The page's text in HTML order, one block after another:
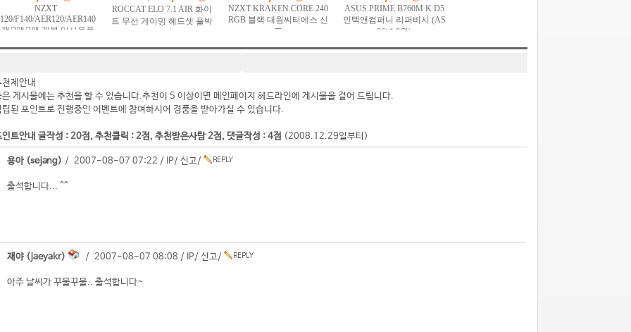
천제안내
은 게시물에는 추천을 할 수 있습니다.추천이 5 이상이면 메인페이지 헤드라인에 게시물을 걸어 드립니다.
립된 포인트로 진행중인 이벤트에 참여하시어 경품을 받아가실 수 있습니다.
인트안내 글작성 : 20점, 추천클릭 : 2점, 추천받은사람 2점, 댓글작성 : 4점 (2008.12.29일부터)
용아 (sejang) / 2007-08-07 07:22 / IP/ 신고/
출석합니다... ^^
재야 (jaeyakr) / 2007-08-07 08:08 / IP/ 신고/
아주 날씨가 꾸물꾸물.. 출석합니다~